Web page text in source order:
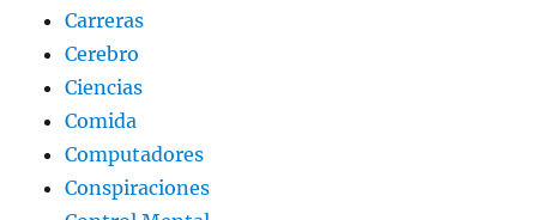
Carreras
Cerebro
Ciencias
Comida
Computadores
Conspiraciones